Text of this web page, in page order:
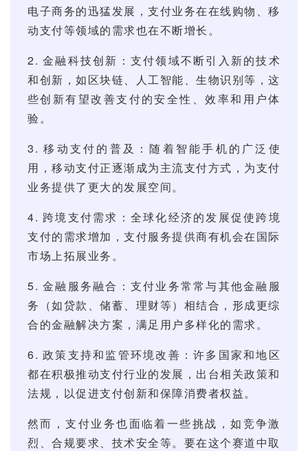
电子商务的迅猛发展，支付业务在在线购物、移
动支付等领域的需求也在不断增长。
2. 金融科技创新：支付领域不断引入新的技术
和创新，如区块链、人工智能、生物识别等，这
些创新有望改善支付的安全性、效率和用户体
验。
3. 移动支付的普及：随着智能手机的广泛使
用，移动支付正逐渐成为主流支付方式，为支付
业务提供了更大的发展空间。
4. 跨境支付需求：全球化经济的发展促使跨境
支付的需求增加，支付服务提供商有机会在国际
市场上拓展业务。
5. 金融服务融合：支付业务常常与其他金融服
务（如贷款、储蓄、理财等）相结合，形成更综
合的金融解决方案，满足用户多样化的需求。
6. 政策支持和监管环境改善：许多国家和地区
都在积极推动支付行业的发展，出台相关政策和
法规，以促进支付创新和保障消费者权益。
然而，支付业务也面临着一些挑战，如竞争激
烈、合规要求、技术安全等。要在这个赛道中取